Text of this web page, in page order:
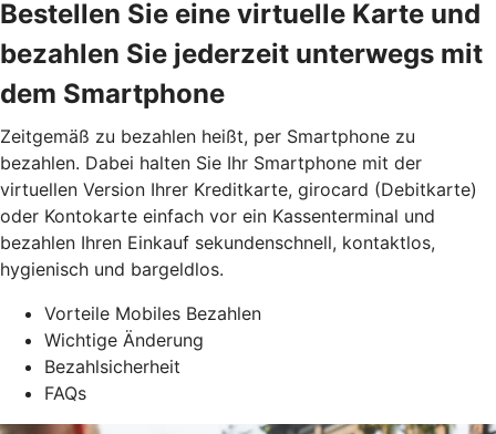
Bestellen Sie eine virtuelle Karte und
bezahlen Sie jederzeit unterwegs mit
dem Smartphone
Zeitgemäß zu bezahlen heißt, per Smartphone zu
bezahlen. Dabei halten Sie Ihr Smartphone mit der
virtuellen Version Ihrer Kreditkarte, girocard (Debitkarte)
oder Kontokarte einfach vor ein Kassenterminal und
bezahlen Ihren Einkauf sekundenschnell, kontaktlos,
hygienisch und bargeldlos.
Vorteile Mobiles Bezahlen
Wichtige Änderung
Bezahlsicherheit
FAQs